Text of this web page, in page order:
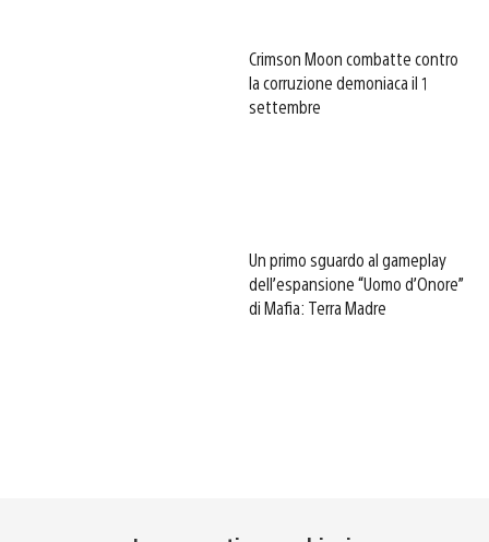
Crimson Moon combatte contro
la corruzione demoniaca il 1
settembre
Un primo sguardo al gameplay
dell’espansione “Uomo d’Onore”
di Mafia: Terra Madre